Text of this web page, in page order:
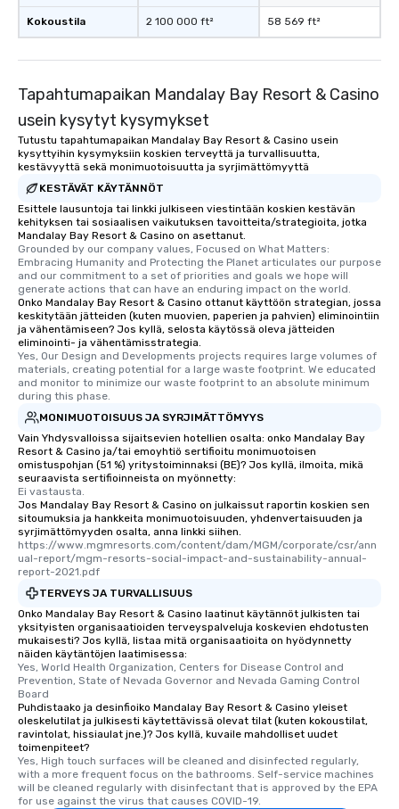
Kokoustila 2 100 000 ft² 58 569 ft²
Tapahtumapaikan Mandalay Bay Resort & Casino
usein kysytyt kysymykset
Tutustu tapahtumapaikan Mandalay Bay Resort & Casino usein
kysyttyihin kysymyksiin koskien terveyttä ja turvallisuutta,
kestävyyttä sekä monimuotoisuutta ja syrjimättömyyttä
KESTÄVÄT KÄYTÄNNÖT
Esittele lausuntoja tai linkki julkiseen viestintään koskien kestävän
kehityksen tai sosiaalisen vaikutuksen tavoitteita/strategioita, jotka
Mandalay Bay Resort & Casino on asettanut.
Grounded by our company values, Focused on What Matters:
Embracing Humanity and Protecting the Planet articulates our purpose
and our commitment to a set of priorities and goals we hope will
generate actions that can have an enduring impact on the world.
Onko Mandalay Bay Resort & Casino ottanut käyttöön strategian, jossa
keskitytään jätteiden (kuten muovien, paperien ja pahvien) eliminointiin
ja vähentämiseen? Jos kyllä, selosta käytössä oleva jätteiden
eliminointi- ja vähentämisstrategia.
Yes, Our Design and Developments projects requires large volumes of
materials, creating potential for a large waste footprint. We educated
and monitor to minimize our waste footprint to an absolute minimum
during this phase.
MONIMUOTOISUUS JA SYRJIMÄTTÖMYYS
Vain Yhdysvalloissa sijaitsevien hotellien osalta: onko Mandalay Bay
Resort & Casino ja/tai emoyhtiö sertifioitu monimuotoisen
omistuspohjan (51 %) yritystoiminnaksi (BE)? Jos kyllä, ilmoita, mikä
seuraavista sertifioinneista on myönnetty:
Ei vastausta.
Jos Mandalay Bay Resort & Casino on julkaissut raportin koskien sen
sitoumuksia ja hankkeita monimuotoisuuden, yhdenvertaisuuden ja
syrjimättömyyden osalta, anna linkki siihen.
https://www.mgmresorts.com/content/dam/MGM/corporate/csr/ann
ual-report/mgm-resorts-social-impact-and-sustainability-annual-
report-2021.pdf
TERVEYS JA TURVALLISUUS
Onko Mandalay Bay Resort & Casino laatinut käytännöt julkisten tai
yksityisten organisaatioiden terveyspalveluja koskevien ehdotusten
mukaisesti? Jos kyllä, listaa mitä organisaatioita on hyödynnetty
näiden käytäntöjen laatimisessa:
Yes, World Health Organization, Centers for Disease Control and
Prevention, State of Nevada Governor and Nevada Gaming Control
Board
Puhdistaako ja desinfioiko Mandalay Bay Resort & Casino yleiset
oleskelutilat ja julkisesti käytettävissä olevat tilat (kuten kokoustilat,
ravintolat, hissiaulat jne.)? Jos kyllä, kuvaile mahdolliset uudet
toimenpiteet?
Yes, High touch surfaces will be cleaned and disinfected regularly,
with a more frequent focus on the bathrooms. Self-service machines
will be cleaned regularly with disinfectant that is approved by the EPA
for use against the virus that causes COVID-19.